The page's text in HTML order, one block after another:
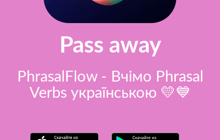
Pass away
PhrasalFlow - Вчімо Phrasal
Verbs українською 💛💙